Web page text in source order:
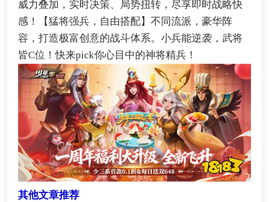
威力叠加，实时决策、局势扭转，尽享即时战略快
感！【猛将强兵，自由搭配】不同流派，豪华阵
容，打造极富创意的战斗体系。小兵能逆袭，武将
皆C位！快来pick你心目中的神将精兵！
其他文章推荐